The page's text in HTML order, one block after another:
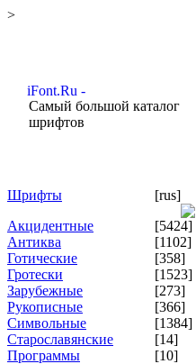
>
Самый большой каталог
шрифтов
Шрифты
[rus]
Акцидентные
[5424]
Антиква
[1102]
Готические
[358]
Гротески
[1523]
Зарубежные
[273]
Рукописные
[366]
Символьные
[1384]
Старославянские
[14]
Программы
[10]